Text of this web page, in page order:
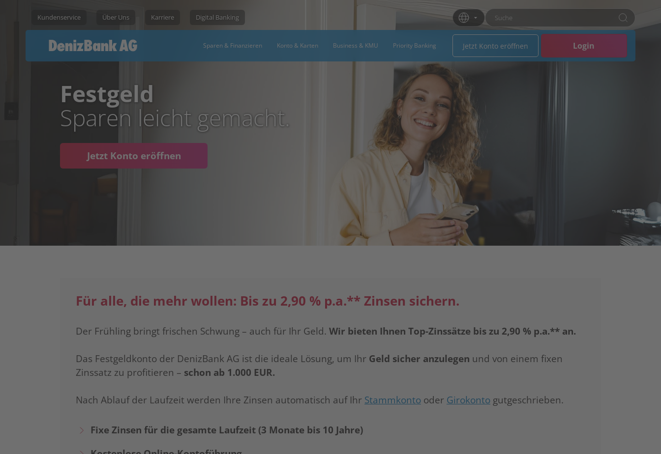
Kundenservice Über Uns Karriere Digital Banking
Suchbegriff eingeben
Drücken Sie die Eingabetaste oder klicken Sie
Sparen & Finanzieren Konto & Karten Business & KMU Priority Banking Jetzt Konto eröffnen Login
Festgeld
Sparen leicht gemacht.
Jetzt Konto eröffnen
Für alle, die mehr wollen: Bis zu 2,90 % p.a.** Zinsen sichern.
Der Frühling bringt frischen Schwung – auch für Ihr Geld. Wir bieten Ihnen Top-Zinssätze bis zu 2,90 % p.a.** an.
Das Festgeldkonto der DenizBank AG ist die ideale Lösung, um Ihr Geld sicher anzulegen und von einem fixen
Zinssatz zu profitieren – schon ab 1.000 EUR.
Nach Ablauf der Laufzeit werden Ihre Zinsen automatisch auf Ihr Stammkonto oder Girokonto gutgeschrieben.
Fixe Zinsen für die gesamte Laufzeit (3 Monate bis 10 Jahre)